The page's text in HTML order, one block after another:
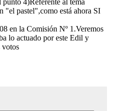
"el pastel",como está ahora SI
en la Comisión Nº 1.Veremos
lo actuado por este Edil y
votos